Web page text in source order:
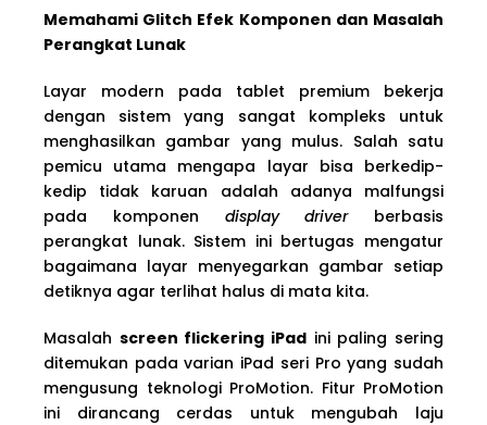
Memahami Glitch Efek Komponen dan Masalah
Perangkat Lunak
Layar modern pada tablet premium bekerja
dengan sistem yang sangat kompleks untuk
menghasilkan gambar yang mulus. Salah satu
pemicu utama mengapa layar bisa berkedip-
kedip tidak karuan adalah adanya malfungsi
pada komponen display driverberbasis
perangkat lunak. Sistem ini bertugas mengatur
bagaimana layar menyegarkan gambar setiap
detiknya agar terlihat halus di mata kita.
Masalah screen flickering iPad ini paling sering
ditemukan pada varian iPad seri Pro yang sudah
mengusung teknologi ProMotion. Fitur ProMotion
ini dirancang cerdas untuk mengubah laju